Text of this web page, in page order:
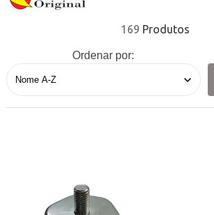
169
Ordenar por: